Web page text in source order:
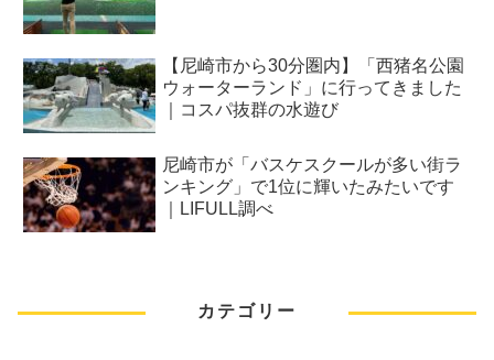
【尼崎市から30分圏内】「西猪名公園
ウォーターランド」に行ってきました
｜コスパ抜群の水遊び
尼崎市が「バスケスクールが多い街ラ
ンキング」で1位に輝いたみたいです
｜LIFULL調べ
カテゴリー